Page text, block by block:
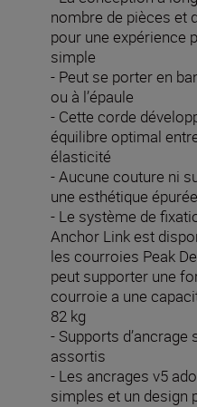
nombre de pièces et
pour une expérience
simple
- Peut se porter en
ou à l’épaule
- Cette corde
équilibre optimal
élasticité
- Aucune couture ni
une esthétique
- Le système de
Anchor Link est
les courroies Peak
peut supporter une
courroie a une
82 kg
- Supports
assortis
- Les ancrages v5
simples et un design